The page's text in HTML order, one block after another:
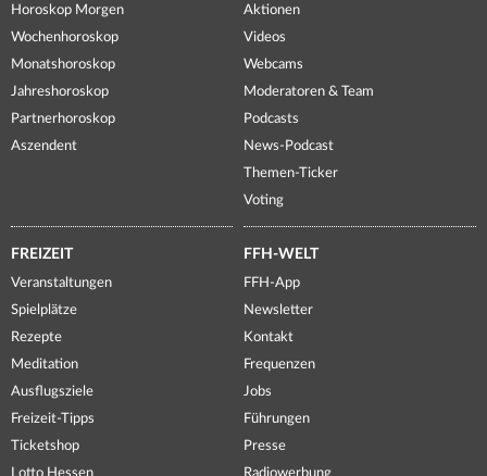
Horoskop Morgen
Wochenhoroskop
Monatshoroskop
Jahreshoroskop
Partnerhoroskop
Aszendent
Aktionen
Videos
Webcams
Moderatoren & Team
Podcasts
News-Podcast
Themen-Ticker
Voting
FREIZEIT
Veranstaltungen
Spielplätze
Rezepte
Meditation
Ausflugsziele
Freizeit-Tipps
Ticketshop
Lotto Hessen
FFH-WELT
FFH-App
Newsletter
Kontakt
Frequenzen
Jobs
Führungen
Presse
Radiowerbung